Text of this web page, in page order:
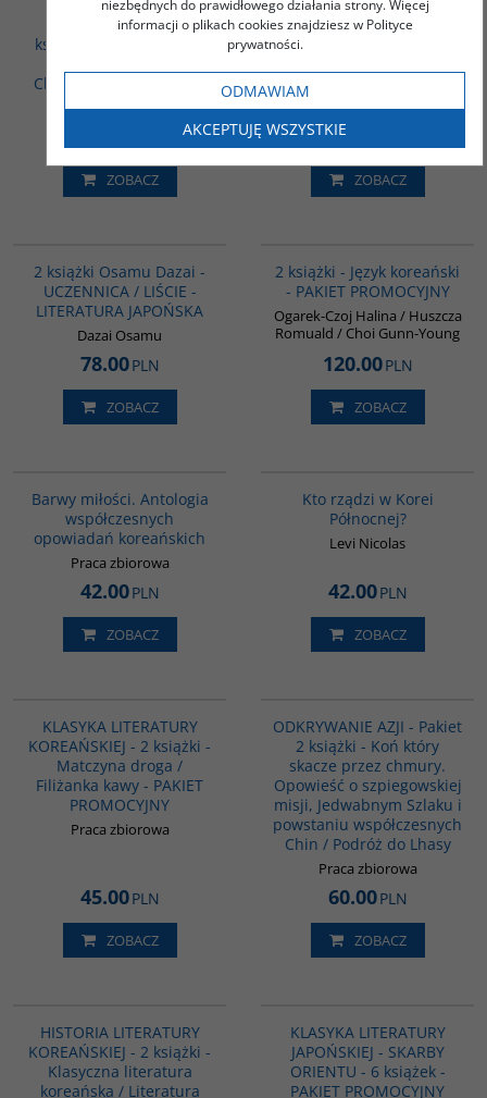
DZIEJE DALEKIEGO
WSCHODU - Pakiet 2
książki - Historia Korei /
Chinach współczesnych
Praca zbiorowa
ZOBACZ
Otogizoshi: Księga
japońskich opowieści -
Dazai Osamu
45.00
ZOBACZ
2 książki Osamu Dazai -
UCZENNICA / LIŚCIE -
LITERATURA JAPOŃSKA
Dazai Osamu
78.00PLN
ZOBACZ
2 książki - Język koreański
- PAKIET PROMOCYJNY
Ogarek-Czoj Halina / Huszcza
Romuald / Choi Gunn-Young
120.00PLN
ZOBACZ
Barwy miłości. Antologia
współczesnych
opowiadań koreańskich
Praca zbiorowa
42.00PLN
ZOBACZ
Kto rządzi w Korei
Północnej?
Levi Nicolas
42.00PLN
ZOBACZ
KLASYKA LITERATURY
KOREAŃSKIEJ - 2 książki -
Matczyna droga /
Filiżanka kawy - PAKIET
PROMOCYJNY
Praca zbiorowa
45.00PLN
ZOBACZ
ODKRYWANIE AZJI - Pakiet
2 książki - Koń który
skacze przez chmury.
Opowieść o szpiegowskiej
misji, Jedwabnym Szlaku i
powstaniu współczesnych
Chin / Podróż do Lhasy
Praca zbiorowa
60.00PLN
ZOBACZ
HISTORIA LITERATURY
KOREAŃSKIEJ - 2 książki -
Klasyczna literatura
koreańska / Literatura
KLASYKA LITERATURY
JAPOŃSKIEJ - SKARBY
ORIENTU - 6 książek -
PAKIET PROMOCYJNY
niezbędnych do prawidłowego działania strony. Więcej
informacji o plikach cookies znajdziesz w Polityce
prywatności.
ODMAWIAM
AKCEPTUJĘ WSZYSTKIE